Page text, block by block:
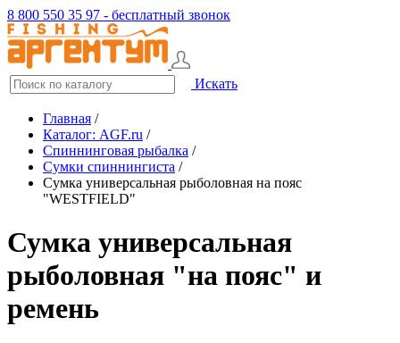
8 800 550 35 97 - бесплатный звонок
Искать
Главная /
Каталог: AGF.ru /
Спиннинговая рыбалка /
Сумки спиннингиста /
Сумка универсальная рыболовная на пояс
"WESTFIELD"
Сумка универсальная
рыболовная "на пояс" и
ремень